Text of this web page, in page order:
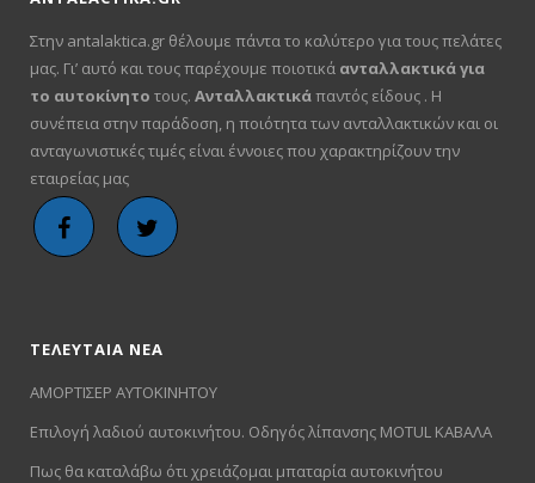
Στην antalaktica.gr θέλουμε πάντα το καλύτερο για τους πελάτες
μας. Γι’ αυτό και τους παρέχουμε ποιοτικά ανταλλακτικά για
το αυτοκίνητο τους. Ανταλλακτικάπαντός είδους . Η
συνέπεια στην παράδοση, η ποιότητα των ανταλλακτικών και οι
ανταγωνιστικές τιμές είναι έννοιες που χαρακτηρίζουν την
εταιρείας μας
ΤΕΛΕΥΤΑΙΑ ΝΕΑ
ΑΜΟΡΤΙΣΕΡ ΑΥΤΟΚΙΝΗΤΟΥ
Επιλογή λαδιού αυτοκινήτου. Οδηγός λίπανσης MOTUL ΚΑΒΑΛΑ
Πως θα καταλάβω ότι χρειάζομαι μπαταρία αυτοκινήτου